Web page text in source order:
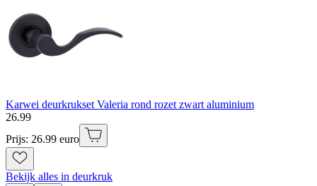
Karwei deurkrukset Valeria rond rozet zwart aluminium
26.99
Prijs: 26.99 euro
Bekijk alles in deurkruk